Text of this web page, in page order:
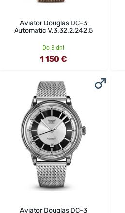
Aviator Douglas DC-3
Automatic V.3.32.2.242.5
Do 3 dní
1 150 €
Aviator Douglas DC-3